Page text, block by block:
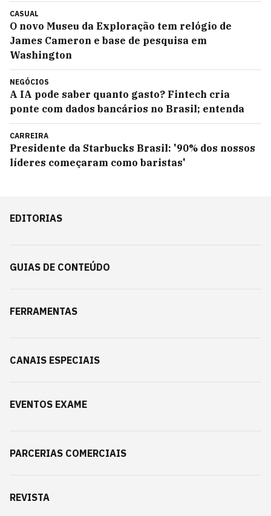
CASUAL
O novo Museu da Exploração tem relógio de
James Cameron e base de pesquisa em
Washington
NEGÓCIOS
A IA pode saber quanto gasto? Fintech cria
ponte com dados bancários no Brasil; entenda
CARREIRA
Presidente da Starbucks Brasil: '90% dos nossos
líderes começaram como baristas'
EDITORIAS
GUIAS DE CONTEÚDO
FERRAMENTAS
CANAIS ESPECIAIS
EVENTOS EXAME
PARCERIAS COMERCIAIS
REVISTA